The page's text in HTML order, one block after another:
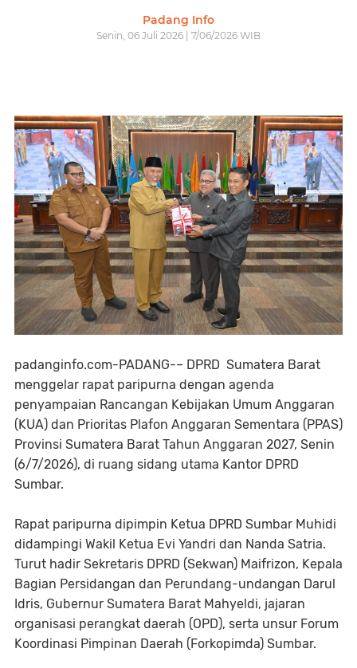
Padang Info
Senin, 06 Juli 2026 | 7/06/2026 WIB
padanginfo.com-PADANG-– DPRD Sumatera Barat
menggelar rapat paripurna dengan agenda
penyampaian Rancangan Kebijakan Umum Anggaran
(KUA) dan Prioritas Plafon Anggaran Sementara (PPAS)
Provinsi Sumatera Barat Tahun Anggaran 2027, Senin
(6/7/2026), di ruang sidang utama Kantor DPRD
Sumbar.
Rapat paripurna dipimpin Ketua DPRD Sumbar Muhidi
didampingi Wakil Ketua Evi Yandri dan Nanda Satria.
Turut hadir Sekretaris DPRD (Sekwan) Maifrizon, Kepala
Bagian Persidangan dan Perundang-undangan Darul
Idris, Gubernur Sumatera Barat Mahyeldi, jajaran
organisasi perangkat daerah (OPD), serta unsur Forum
Koordinasi Pimpinan Daerah (Forkopimda) Sumbar.